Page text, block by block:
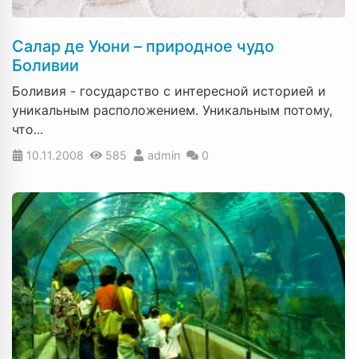
Салар де Уюни – природное чудо
Боливии
Боливия - государство с интересной историей и
уникальным расположением. Уникальным потому,
что...
10.11.2008 585 admin 0